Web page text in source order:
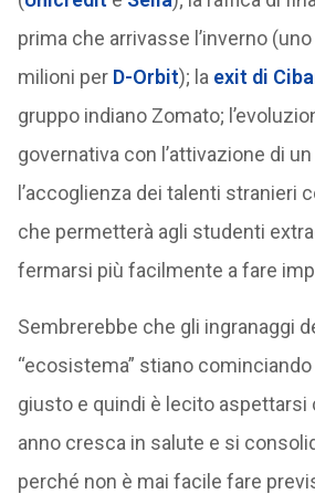
prima che arrivasse l’inverno
milioni per D-Orbit); la exit di
gruppo indiano Zomato;
governativa con l’attivazione di
l’accoglienza dei talenti stranieri
che permetterà agli studenti
fermarsi più facilmente a fare
Sembrerebbe che gli ingranaggi
“ecosistema” stiano
giusto e quindi è lecito
anno cresca in salute e si
perché non è mai facile fare